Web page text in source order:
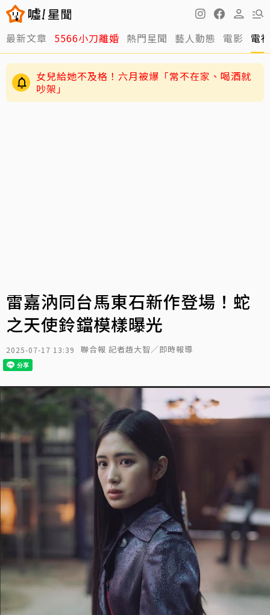
最新文章 5566小刀離婚 熱門星聞 藝人動態 電影 電
女兒給她不及格！六月被爆「常不在家、喝酒就
吵架」
雷嘉汭同台馬東石新作登場！蛇
之天使鈴鐺模樣曝光
2025-07-17 13:39 聯合報 記者趙大智／即時報導